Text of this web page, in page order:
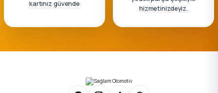
kartınız güvende
hizmetinizdeyiz.